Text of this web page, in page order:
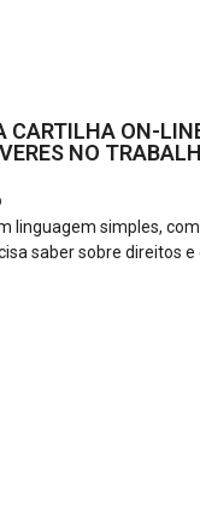
CARTILHA ON-
NO
linguagem simples,
saber sobre direitos e